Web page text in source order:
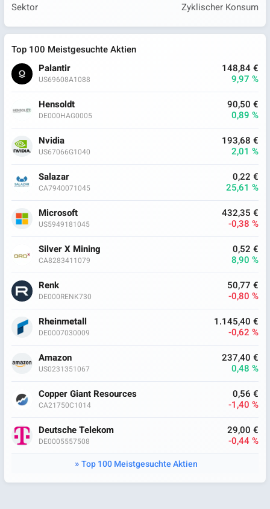
Sektor
Zyklischer Konsum
Top 100 Meistgesuchte Aktien
Palantir
US69608A1088
148,84 €
9,97 %
Hensoldt
DE000HAG0005
90,50 €
0,89 %
Nvidia
US67066G1040
193,68 €
2,01 %
Salazar
CA7940071045
0,22 €
25,61 %
Microsoft
US5949181045
432,35 €
-0,38 %
Silver X Mining
CA8283411079
0,52 €
8,90 %
Renk
DE000RENK730
50,77 €
-0,80 %
Rheinmetall
DE0007030009
1.145,40 €
-0,62 %
Amazon
US0231351067
237,40 €
0,48 %
Copper Giant Resources
CA21750C1014
0,56 €
-1,40 %
Deutsche Telekom
DE0005557508
29,00 €
-0,44 %
Top 100 Meistgesuchte Aktien